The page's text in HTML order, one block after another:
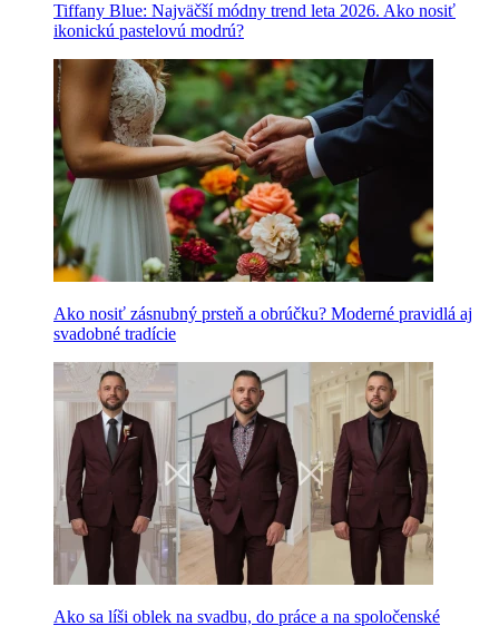
Tiffany Blue: Najväčší módny trend leta 2026. Ako nosiť
ikonickú pastelovú modrú?
Ako nosiť zásnubný prsteň a obrúčku? Moderné pravidlá aj
svadobné tradície
Ako sa líši oblek na svadbu, do práce a na spoločenské